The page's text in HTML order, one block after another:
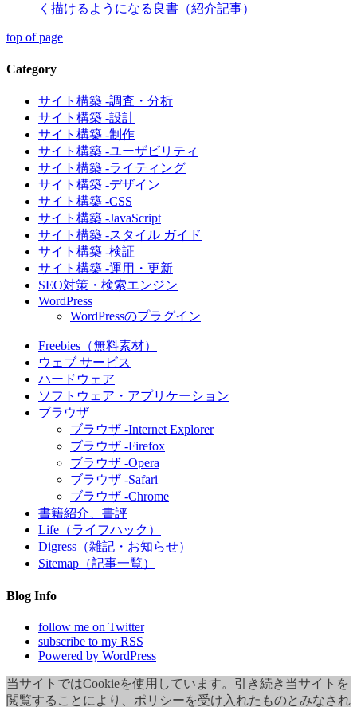
く描けるようになる良書（紹介記事）
top of page
Category
サイト構築 -調査・分析
サイト構築 -設計
サイト構築 -制作
サイト構築 -ユーザビリティ
サイト構築 -ライティング
サイト構築 -デザイン
サイト構築 -CSS
サイト構築 -JavaScript
サイト構築 -スタイル ガイド
サイト構築 -検証
サイト構築 -運用・更新
SEO対策・検索エンジン
WordPress
WordPressのプラグイン
Freebies（無料素材）
ウェブ サービス
ハードウェア
ソフトウェア・アプリケーション
ブラウザ
ブラウザ -Internet Explorer
ブラウザ -Firefox
ブラウザ -Opera
ブラウザ -Safari
ブラウザ -Chrome
書籍紹介、書評
Life（ライフハック）
Digress（雑記・お知らせ）
Sitemap（記事一覧）
Blog Info
follow me on Twitter
subscribe to my RSS
Powered by WordPress
当サイトではCookieを使用しています。引き続き当サイトを
閲覧することにより、ポリシーを受け入れたものとみなされ